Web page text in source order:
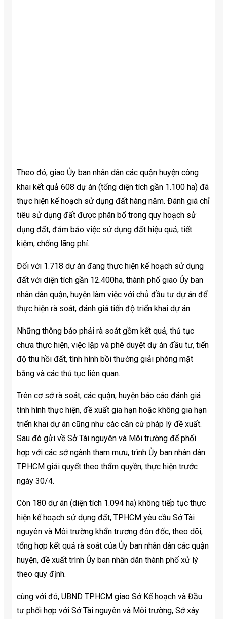
Theo đó, giao Ủy ban nhân dân các quận huyện công
khai kết quả 608 dự án (tổng diện tích gần 1.100 ha) đã
thực hiện kế hoạch sử dụng đất hàng năm. Đánh giá chỉ
tiêu sử dụng đất được phân bổ trong quy hoạch sử
dụng đất, đảm bảo việc sử dụng đất hiệu quả, tiết
kiệm, chống lãng phí.
Đối với 1.718 dự án đang thực hiện kế hoạch sử dụng
đất với diện tích gần 12.400ha, thành phố giao Ủy ban
nhân dân quận, huyện làm việc với chủ đầu tư dự án để
thực hiện rà soát, đánh giá tiến độ triển khai dự án.
Những thông báo phải rà soát gồm kết quả, thủ tục
chưa thực hiện, việc lập và phê duyệt dự án đầu tư, tiến
độ thu hồi đất, tình hình bồi thường giải phóng mặt
bằng và các thủ tục liên quan.
Trên cơ sở rà soát, các quận, huyện báo cáo đánh giá
tình hình thực hiện, đề xuất gia hạn hoặc không gia hạn
triển khai dự án cũng như các căn cứ pháp lý đề xuất.
Sau đó gửi về Sở Tài nguyên và Môi trường để phối
hợp với các sở ngành tham mưu, trình Ủy ban nhân dân
TP.HCM giải quyết theo thẩm quyền, thực hiện trước
ngày 30/4.
Còn 180 dự án (diện tích 1.094 ha) không tiếp tục thực
hiện kế hoạch sử dụng đất, TP.HCM yêu cầu Sở Tài
nguyên và Môi trường khẩn trương đôn đốc, theo dõi,
tổng hợp kết quả rà soát của Ủy ban nhân dân các quận
huyện, đề xuất trình Ủy ban nhân dân thành phố xử lý
theo quy định.
cùng với đó, UBND TP.HCM giao Sở Kế hoạch và Đầu
tư phối hợp với Sở Tài nguyên và Môi trường, Sở xây